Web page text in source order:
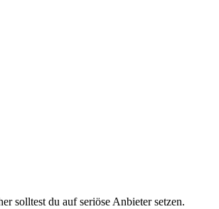
solltest du auf seriöse Anbieter setzen.